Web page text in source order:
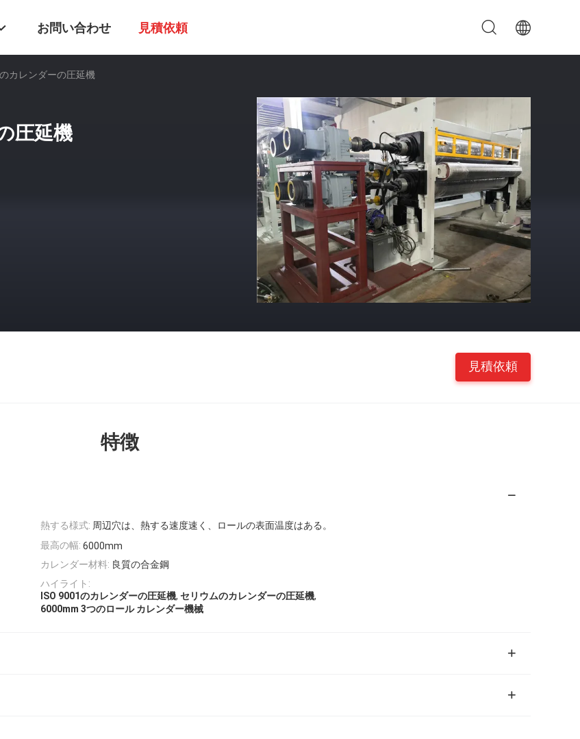
お問い合わせ 見積依頼
カレンダーの圧延機
圧延機
見積依頼
特徴
熱する様式: 周辺穴は、熱する速度速く、ロールの表面温度はある。
最高の幅: 6000mm
カレンダー材料: 良質の合金鋼
ハイライト:
ISO 9001のカレンダーの圧延機, セリウムのカレンダーの圧延機,
6000mm 3つのロール カレンダー機械